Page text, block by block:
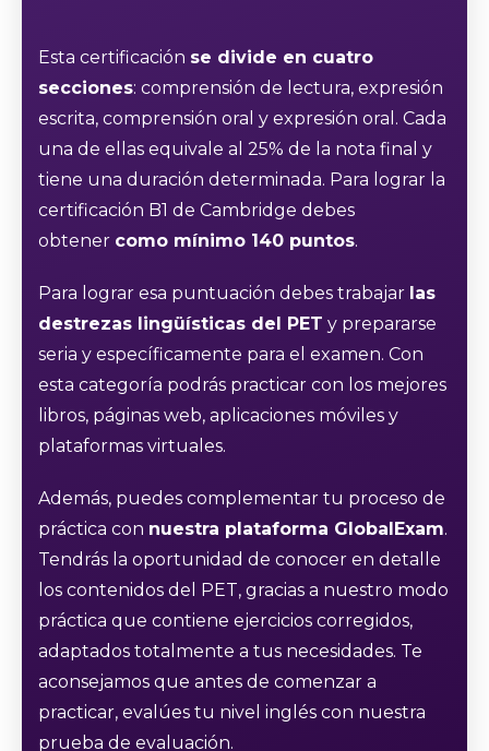
Esta certificación se divide en cuatro
secciones: comprensión de lectura, expresión
escrita, comprensión oral y expresión oral. Cada
una de ellas equivale al 25% de la nota final y
tiene una duración determinada. Para lograr la
certificación B1 de Cambridge debes
obtener como mínimo 140 puntos.
Para lograr esa puntuación debes trabajar las
destrezas lingüísticas del PET y prepararse
seria y específicamente para el examen. Con
esta categoría podrás practicar con los mejores
libros, páginas web, aplicaciones móviles y
plataformas virtuales.
Además, puedes complementar tu proceso de
práctica con nuestra plataforma GlobalExam.
Tendrás la oportunidad de conocer en detalle
los contenidos del PET, gracias a nuestro modo
práctica que contiene ejercicios corregidos,
adaptados totalmente a tus necesidades. Te
aconsejamos que antes de comenzar a
practicar, evalúes tu nivel inglés con nuestra
prueba de evaluación.